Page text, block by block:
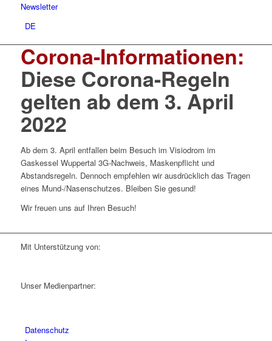
Newsletter
DE
Corona-Informationen:
Diese Corona-Regeln
gelten ab dem 3. April
2022
Ab dem 3. April entfallen beim Besuch im Visiodrom im
Gaskessel Wuppertal 3G-Nachweis, Maskenpflicht und
Abstandsregeln. Dennoch empfehlen wir ausdrücklich das Tragen
eines Mund-/Nasenschutzes. Bleiben Sie gesund!
Wir freuen uns auf Ihren Besuch!
Mit Unterstützung von:
Unser Medienpartner:
Datenschutz